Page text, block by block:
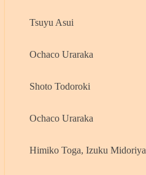
Tsuyu Asui
Ochaco Uraraka
Shoto Todoroki
Ochaco Uraraka
Himiko Toga, Izuku Midoriya